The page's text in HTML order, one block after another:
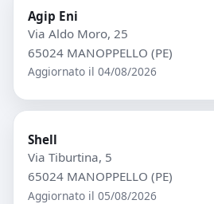
Agip Eni
Via Aldo Moro, 25
65024 MANOPPELLO (PE)
Aggiornato il 04/08/2026
Shell
Via Tiburtina, 5
65024 MANOPPELLO (PE)
Aggiornato il 05/08/2026